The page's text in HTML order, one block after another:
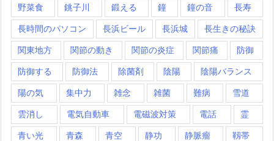
野菜食 銚子川 鍛える 鐘 鐘の音 長寿
長時間のパソコン 長浜ビール 長浜城 長生きの秘訣
関東地方 関節の動き 関節の炎症 関節痛 防御
防御する 防御法 除菌剤 陰陽 陰陽バランス
陽の気 集中力 雑念 雑菌 難病 雪道
雲消し 電気自動車 電磁波対策 電話 霊
青い光 青森 青空 静功 静脈瘤 靱帯